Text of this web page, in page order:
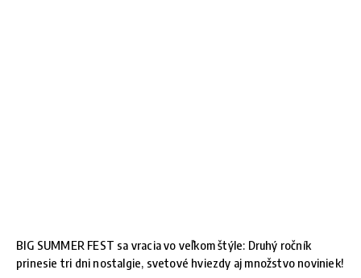
BIG SUMMER FEST sa vracia vo veľkom štýle: Druhý ročník
prinesie tri dni nostalgie, svetové hviezdy aj množstvo noviniek!